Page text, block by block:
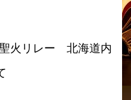
火リレー 北海道内